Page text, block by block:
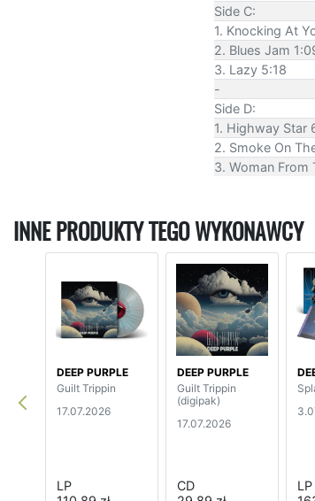
Side C:
1. Knocking At
2. Blues Jam
3. Lazy 5:18
-
Side D:
1. Highway Star
2. Smoke On
3. Woman From
INNE PRODUKTY TEGO WYKONAWCY
DEEP PURPLE
Guilt Trippin
17.07.2026
LP
DEEP PURPLE
Guilt Trippin
(digipak)
17.07.2026
CD
LP